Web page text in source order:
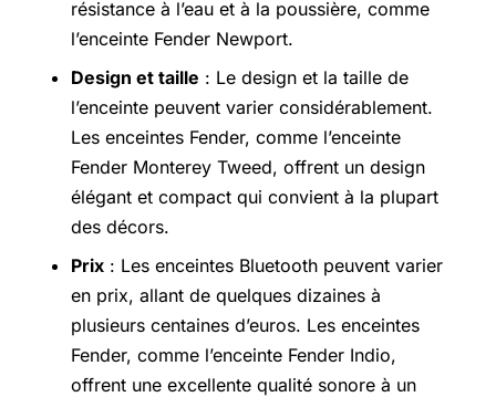
résistance à l’eau et à la poussière, comme
l’enceinte Fender Newport.
Design et taille : Le design et la taille de
l’enceinte peuvent varier considérablement.
Les enceintes Fender, comme l’enceinte
Fender Monterey Tweed, offrent un design
élégant et compact qui convient à la plupart
des décors.
Prix : Les enceintes Bluetooth peuvent varier
en prix, allant de quelques dizaines à
plusieurs centaines d’euros. Les enceintes
Fender, comme l’enceinte Fender Indio,
offrent une excellente qualité sonore à un